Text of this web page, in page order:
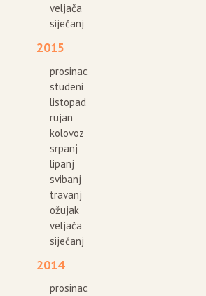
veljača
siječanj
2015
prosinac
studeni
listopad
rujan
kolovoz
srpanj
lipanj
svibanj
travanj
ožujak
veljača
siječanj
2014
prosinac